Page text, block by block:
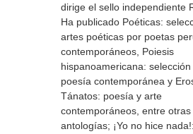
dirige el sello independiente
Ha publicado Poéticas:
artes poéticas por poetas
contemporáneos, Poiesis
hispanoamericana: selección
poesía contemporánea y
Tánatos: poesía y arte
contemporáneos, entre otras
antologías; ¡Yo no hice